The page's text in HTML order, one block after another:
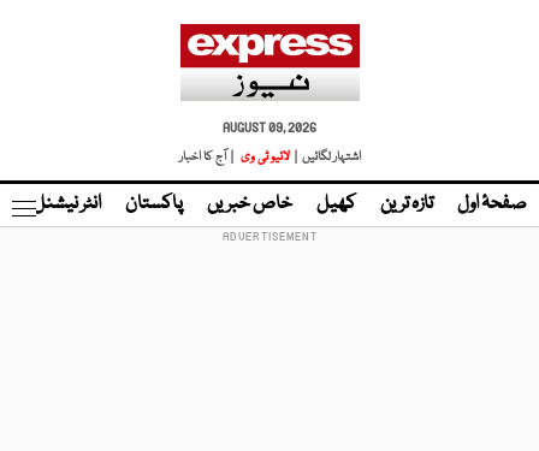
AUGUST 09, 2026
اشتہار لگائیں |
لائیو ٹی وی | آج کا اخبار
صفحۂ اول تازہ ترین کھیل خاص خبریں پاکستان انٹر نیشنل